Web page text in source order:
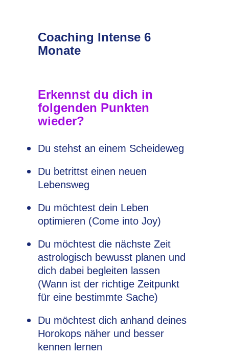
Coaching Intense 6
Monate
Erkennst du dich in
folgenden Punkten
wieder?
Du stehst an einem Scheideweg
Du betrittst einen neuen
Lebensweg
Du möchtest dein Leben
optimieren (Come into Joy)
Du möchtest die nächste Zeit
astrologisch bewusst planen und
dich dabei begleiten lassen
(Wann ist der richtige Zeitpunkt
für eine bestimmte Sache)
Du möchtest dich anhand deines
Horokops näher und besser
kennen lernen